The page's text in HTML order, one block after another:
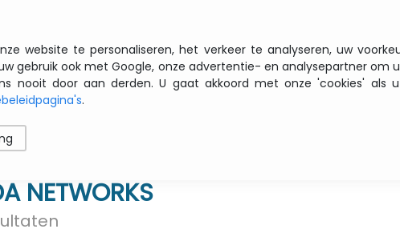
NETWORKS
website te personaliseren, het verkeer te analyseren, uw
gebruik ook met Google, onze advertentie- en analysepartner om
nooit door aan derden. U gaat akkoord met onze 'cookies' als
.